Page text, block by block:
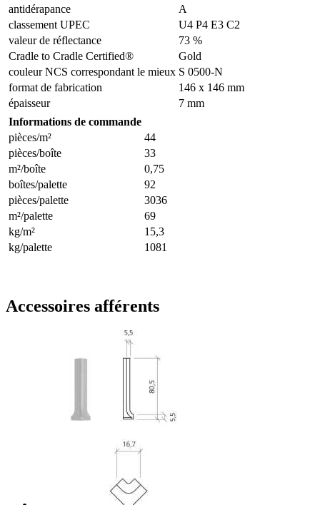
antidérapance
A
classement UPEC
U4 P4 E3 C2
valeur de réflectance
73 %
Cradle to Cradle Certified®
Gold
couleur NCS correspondant le mieux S 0500-N
format de fabrication
146 x 146 mm
épaisseur
7 mm
Informations de commande
pièces/m²
44
pièces/boîte
33
m²/boîte
0,75
boîtes/palette
92
pièces/palette
3036
m²/palette
69
kg/m²
15,3
kg/palette
1081
Accessoires afférents